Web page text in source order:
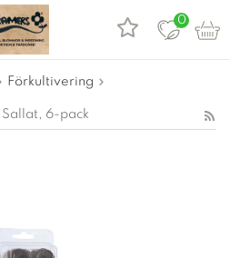
0
Förkultivering
Sallat, 6-pack